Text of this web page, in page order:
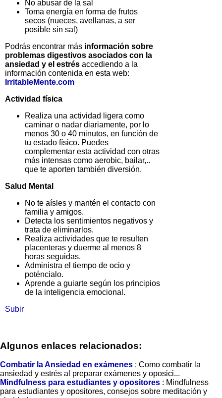
No abusar de la sal
Toma energía en forma de frutos
secos (nueces, avellanas, a ser
posible sin sal)
Podrás encontrar más información sobre
problemas digestivos asociados con la
ansiedad y el estrés accediendo a la
información contenida en esta web:
IrritableMente.com
Actividad física
Realiza una actividad ligera como
caminar o nadar diariamente, por lo
menos 30 o 40 minutos, en función de
tu estado físico. Puedes
complementar esta actividad con otras
más intensas como aerobic, bailar,..
que te aporten también diversión.
Salud Mental
No te aísles y mantén el contacto con
familia y amigos.
Detecta los sentimientos negativos y
trata de eliminarlos.
Realiza actividades que te resulten
placenteras y duerme al menos 8
horas seguidas.
Administra el tiempo de ocio y
poténcialo.
Aprende a guiarte según los principios
de la inteligencia emocional.
Subir
Algunos enlaces relacionados:
Combatir la Ansiedad en exámenes : Como combatir la
ansiedad y estrés al preparar exámenes y oposici...
Mindfulness para estudiantes y opositores : Mindfulness
para estudiantes y opositores, consejos sobre meditación y